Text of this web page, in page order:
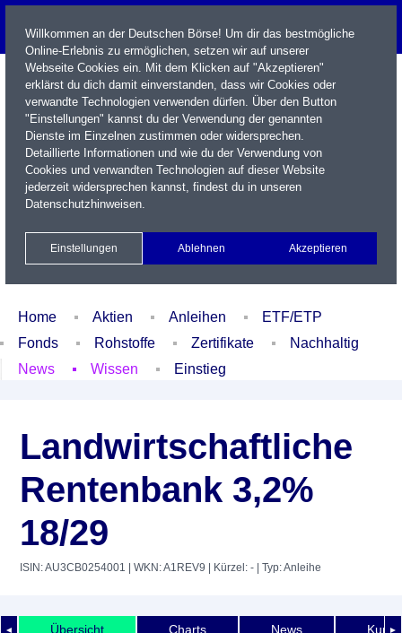
Name / WKN / ISIN / Kürzel
Xetra Realtime
Watchlist Portfolio Login
Home Aktien Anleihen
ETF/ETP
Fonds
Rohstoffe Zertifikate
Nachhaltig
News
Wissen Einstieg
Landwirtschaftliche
Rentenbank 3,2%
18/29
ISIN: AU3CB0254001 | WKN: A1REV9 | Kürzel: - | Typ: Anleihe
◄ ►
Übersicht Charts News
Willkommen an der Deutschen Börse! Um dir das bestmögliche
Online-Erlebnis zu ermöglichen, setzen wir auf unserer
Webseite Cookies ein. Mit dem Klicken auf "Akzeptieren"
erklärst du dich damit einverstanden, dass wir Cookies oder
verwandte Technologien verwenden dürfen. Über den Button
"Einstellungen" kannst du der Verwendung der genannten
Dienste im Einzelnen zustimmen oder widersprechen.
Detaillierte Informationen und wie du der Verwendung von
Cookies und verwandten Technologien auf dieser Website
jederzeit widersprechen kannst, findest du in unseren
Datenschutzhinweisen.
Einstellungen Ablehnen Akzeptieren